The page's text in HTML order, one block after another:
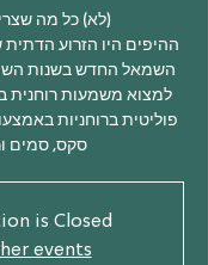
ההיפים היו הזרוע
השמאל החדש בשנות
למצוא משמעות רוחנית
פוליטית ברוחניות
סקס, סמים
is Closed
events